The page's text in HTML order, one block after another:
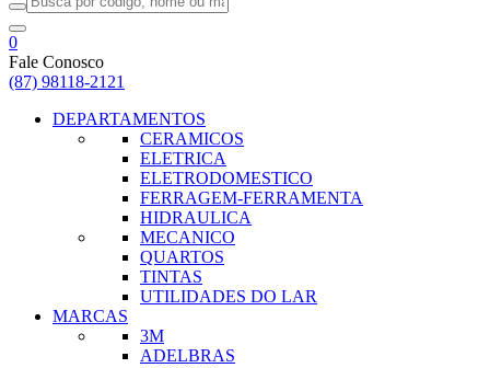
0
Fale Conosco
(87) 98118-2121
DEPARTAMENTOS
CERAMICOS
ELETRICA
ELETRODOMESTICO
FERRAGEM-FERRAMENTA
HIDRAULICA
MECANICO
QUARTOS
TINTAS
UTILIDADES DO LAR
MARCAS
3M
ADELBRAS